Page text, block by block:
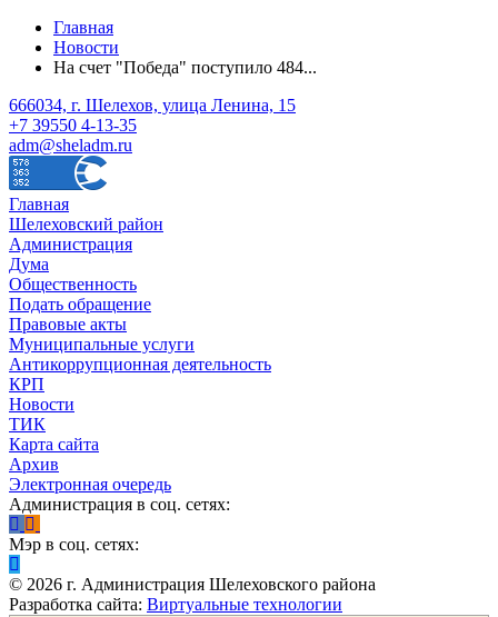
Главная
Новости
На счет "Победа" поступило 484...
666034, г. Шелехов, улица Ленина, 15
+7 39550 4-13-35
adm@sheladm.ru
Главная
Шелеховский район
Администрация
Дума
Общественность
Подать обращение
Правовые акты
Муниципальные услуги
Антикоррупционная деятельность
КРП
Новости
ТИК
Карта сайта
Архив
Электронная очередь
Администрация в соц. сетях:
Мэр в соц. сетях:
© 2026 г. Администрация Шелеховского района
Разработка сайта: Виртуальные технологии